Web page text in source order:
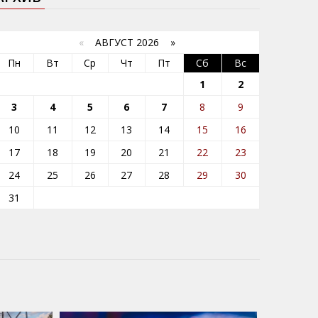
« АВГУСТ 2026 »
Пн
Вт Ср Чт Пт Сб
Вс
1
2
3
4 5 6 7 8
9
10
11 12 13 14 15
16
17
18 19 20 21 22
23
24
25 26 27 28 29
30
31